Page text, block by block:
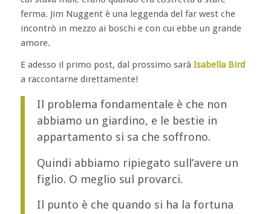
ferma. Jim Nuggent è una leggenda del far west che
incontrò in mezzo ai boschi e con cui ebbe un grande
amore.
E adesso il primo post, dal prossimo sarà Isabella Bird
a raccontarne direttamente!
Il problema fondamentale è che non
abbiamo un giardino, e le bestie in
appartamento si sa che soffrono.
Quindi abbiamo ripiegato sull’avere un
figlio. O meglio sul provarci.
Il punto è che quando si ha la fortuna